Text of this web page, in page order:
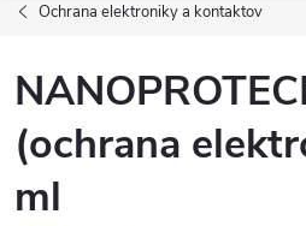
Ochrana elektroniky a kontaktov
(ochrana
ml